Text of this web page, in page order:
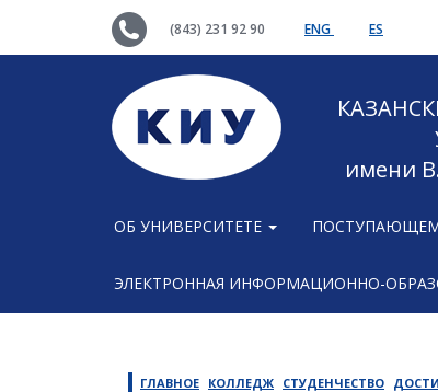
(843) 231 92 90 ENG ES
имени
ОБ УНИВЕРСИТЕТЕ
ЭЛЕКТРОННАЯ ИНФОРМАЦИОННО-
ГЛАВНОЕ КОЛЛЕДЖ СТУДЕНЧЕСТВО